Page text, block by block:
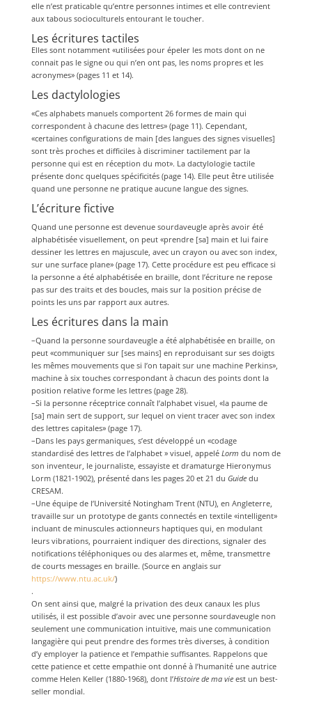
elle n’est praticable qu’entre personnes intimes et elle contrevient
aux tabous socioculturels entourant le toucher.
Les écritures tactiles
Elles sont notamment «utilisées pour épeler les mots dont on ne
connait pas le signe ou qui n’en ont pas, les noms propres et les
acronymes» (pages 11 et 14).
Les dactylologies
«Ces alphabets manuels comportent 26 formes de main qui
correspondent à chacune des lettres» (page 11). Cependant,
«certaines configurations de main [des langues des signes visuelles]
sont très proches et difficiles à discriminer tactilement par la
personne qui est en réception du mot». La dactylologie tactile
présente donc quelques spécificités (page 14). Elle peut être utilisée
quand une personne ne pratique aucune langue des signes.
L’écriture fictive
Quand une personne est devenue sourdaveugle après avoir été
alphabétisée visuellement, on peut «prendre [sa] main et lui faire
dessiner les lettres en majuscule, avec un crayon ou avec son index,
sur une surface plane» (page 17). Cette procédure est peu efficace si
la personne a été alphabétisée en braille, dont l’écriture ne repose
pas sur des traits et des boucles, mais sur la position précise de
points les uns par rapport aux autres.
Les écritures dans la main
–Quand la personne sourdaveugle a été alphabétisée en braille, on
peut «communiquer sur [ses mains] en reproduisant sur ses doigts
les mêmes mouvements que si l’on tapait sur une machine Perkins»,
machine à six touches correspondant à chacun des points dont la
position relative forme les lettres (page 28).
–Si la personne réceptrice connaît l’alphabet visuel, «la paume de
[sa] main sert de support, sur lequel on vient tracer avec son index
des lettres capitales» (page 17).
–Dans les pays germaniques, s’est développé un «codage
standardisé des lettres de l’alphabet » visuel, appelé Lorm du nom de
son inventeur, le journaliste, essayiste et dramaturge Hieronymus
Lorm (1821-1902), présenté dans les pages 20 et 21 du Guidedu
CRESAM.
–Une équipe de l’Université Notingham Trent (NTU), en Angleterre,
travaille sur un prototype de gants connectés en textile «intelligent»
incluant de minuscules actionneurs haptiques qui, en modulant
leurs vibrations, pourraient indiquer des directions, signaler des
notifications téléphoniques ou des alarmes et, même, transmettre
de courts messages en braille. (Source en anglais sur
https://www.ntu.ac.uk/)
.
On sent ainsi que, malgré la privation des deux canaux les plus
utilisés, il est possible d’avoir avec une personne sourdaveugle non
seulement une communication intuitive, mais une communication
langagière qui peut prendre des formes très diverses, à condition
d’y employer la patience et l’empathie suffisantes. Rappelons que
cette patience et cette empathie ont donné à l’humanité une autrice
comme Helen Keller (1880-1968), dont l’Histoire de ma vieest un best-
seller mondial.